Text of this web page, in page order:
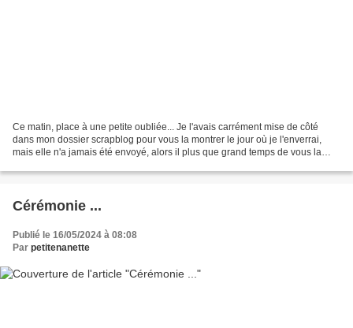
Ce matin, place à une petite oubliée... Je l'avais carrément mise de côté
dans mon dossier scrapblog pour vous la montrer le jour où je l'enverrai,
mais elle n'a jamais été envoyé, alors il plus que grand temps de vous la
Cérémonie ...
Publié le 16/05/2024 à 08:08
Par petitenanette